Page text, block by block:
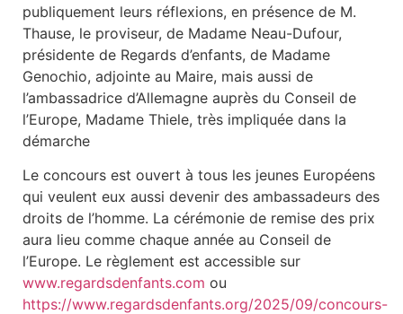
publiquement leurs réflexions, en présence de M.
Thause, le proviseur, de Madame Neau-Dufour,
présidente de Regards d’enfants, de Madame
Genochio, adjointe au Maire, mais aussi de
l’ambassadrice d’Allemagne auprès du Conseil de
l’Europe, Madame Thiele, très impliquée dans la
démarche
Le concours est ouvert à tous les jeunes Européens
qui veulent eux aussi devenir des ambassadeurs des
droits de l’homme. La cérémonie de remise des prix
aura lieu comme chaque année au Conseil de
l’Europe. Le règlement est accessible sur
www.regardsdenfants.com ou
https://www.regardsdenfants.org/2025/09/concours-